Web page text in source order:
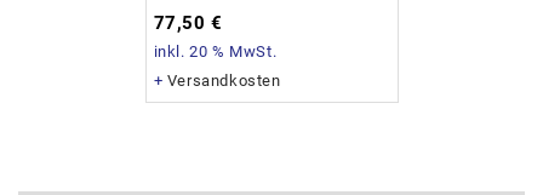
77,50€
inkl. 20 % MwSt.
+ Versandkosten